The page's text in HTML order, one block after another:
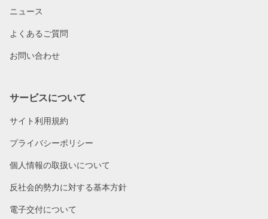
ニュース
よくあるご質問
お問い合わせ
サービスについて
サイト利用規約
プライバシーポリシー
個人情報の取扱いについて
反社会的勢力に対する基本方針
電子交付について